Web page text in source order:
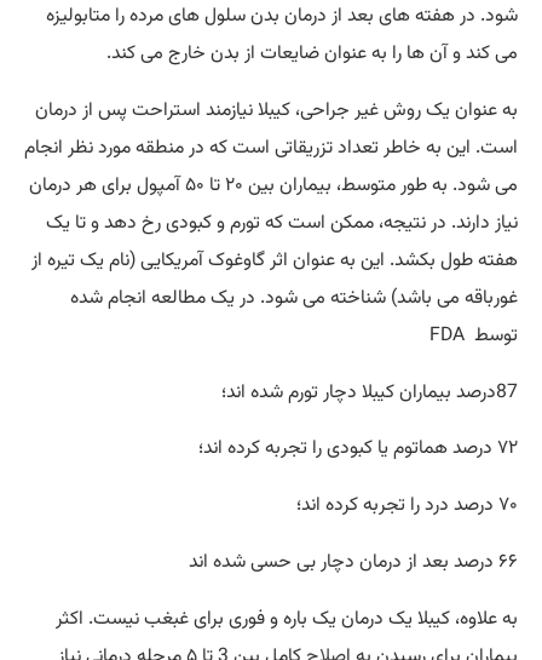
شود. در هفته‌ های بعد از درمان بدن سلول ‌های مرده را متابولیزه
می ‌کند و آن ‌ها را به عنوان ضایعات از بدن خارج می کند.
به عنوان یک روش غیر جراحی، کیبلا نیازمند استراحت پس از درمان
است. این به خاطر تعداد تزریقاتی است که در منطقه مورد نظر انجام
می شود. به طور متوسط، بیماران بین ۲۰ تا ۵۰ آمپول برای هر درمان
نیاز دارند. در نتیجه، ممکن است که تورم و کبودی رخ دهد و تا یک
هفته طول بکشد. این به عنوان اثر گاوغوک آمریکایی (نام یک تیره از
غورباقه می باشد) شناخته می ‌شود. در یک مطالعه انجام شده
توسط FDA
87درصد بیماران کیبلا دچار تورم شده‌ اند؛
۷۲ درصد هماتوم یا کبودی را تجربه کرده اند؛
۷۰ درصد درد را تجربه کرده اند؛
۶۶ درصد بعد از درمان دچار بی‌ حسی شده اند
به علاوه، کیبلا یک درمان یک باره و فوری برای غبغب نیست. اکثر